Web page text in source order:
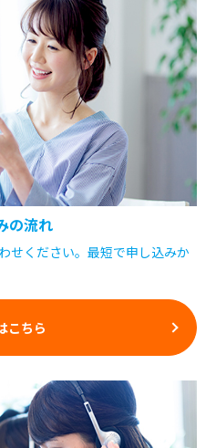
の流れ
せください。最短で申し込みか
こちら